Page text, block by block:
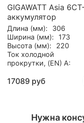
GIGAWATT Asia
аккумулятор
Длина (мм):
306
Ширина (мм):
173
Высота (мм):
220
Ток холодной
прокрутки, (EN) А:
17089 руб
Нужна